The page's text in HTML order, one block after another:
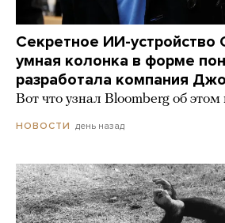
Секретное ИИ-устройство
умная колонка в форме
разработала компания
Вот что узнал Bloomberg об этом
НОВОСТИ день назад